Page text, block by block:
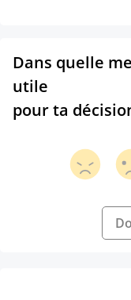
Dans quelle
utile
pour ta